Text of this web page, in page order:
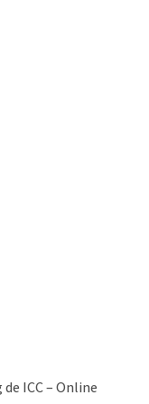
ICC – Online